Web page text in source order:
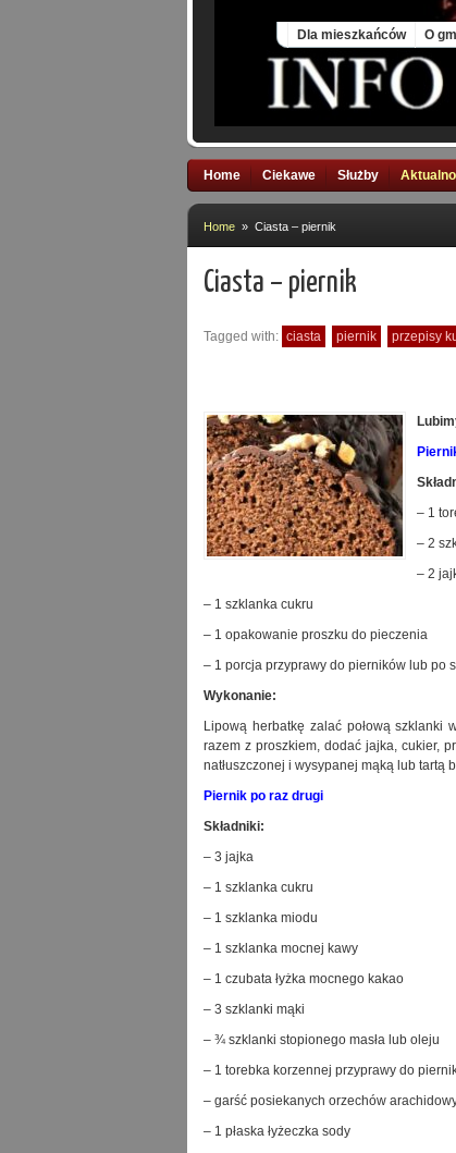
Dla mieszkańców O
Home Ciekawe Służby
Home » Ciasta – piernik
Ciasta – piernik
Tagged with: ciasta piernik przepisy
– 1
– 2
– 2
– 1 szklanka cukru
– 1 opakowanie proszku do pieczenia
– 1 porcja przyprawy do pierników lub po
Wykonanie:
Lipową herbatkę zalać połową szklanki
razem z proszkiem, dodać jajka, cukier,
natłuszczonej i wysypanej mąką lub tartą
Piernik po raz drugi
Składniki:
– 3 jajka
– 1 szklanka cukru
– 1 szklanka miodu
– 1 szklanka mocnej kawy
– 1 czubata łyżka mocnego kakao
– 3 szklanki mąki
– ¾ szklanki stopionego masła lub oleju
– 1 torebka korzennej przyprawy do
– garść posiekanych orzechów
– 1 płaska łyżeczka sody